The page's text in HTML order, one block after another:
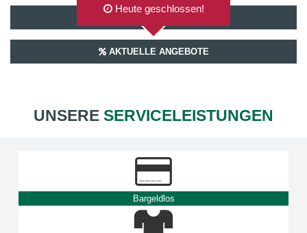
AUF GOOGLEMAPS ANZEIGEN
Heute geschlossen!
AKTUELLE ANGEBOTE
UNSERE SERVICELEISTUNGEN
Bargeldlos